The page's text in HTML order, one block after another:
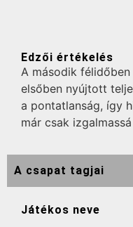
Edzői értékelés
A második
elsőben nyújtott
a pontatlanság, így
már csak
A csapat tagjai
Játékos neve